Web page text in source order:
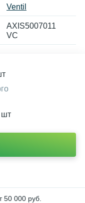
Ventil
AXIS5007011
VC
шт
50 000 руб.